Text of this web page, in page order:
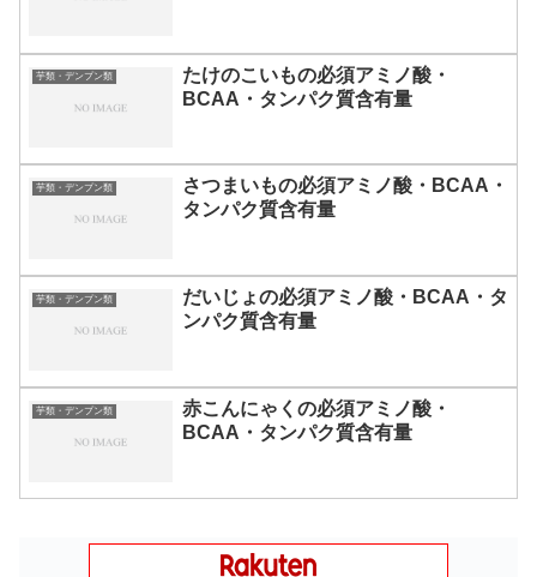
芋類・デンプン類
たけのこいもの必須アミノ酸・
BCAA・タンパク質含有量
芋類・デンプン類
さつまいもの必須アミノ酸・BCAA・
タンパク質含有量
芋類・デンプン類
だいじょの必須アミノ酸・BCAA・タ
ンパク質含有量
芋類・デンプン類
赤こんにゃくの必須アミノ酸・
BCAA・タンパク質含有量